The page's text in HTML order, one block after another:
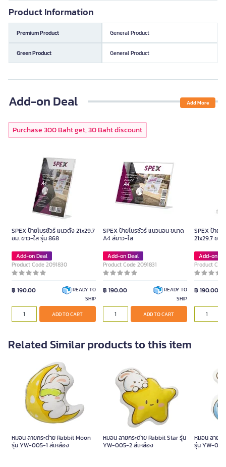
Product Information
Premium Product General Product
Green Product General Product
Add-on Deal Add More
Purchase 300 Baht get, 30 Baht discount
SPEX ป้ายโบรชัวร์ แนวตั้ง 21x29.7
ซม. ขาว-ใส รุ่น 868
Add-on Deal
Product Code 2091830
฿ 190.00
READY TO
SHIP
ADD TO CART
SPEX ป้ายโบรชัวร์ แนวนอน ขนาด
A4 สีขาว-ใส
Add-on Deal
Product Code 2091831
฿ 190.00
READY TO
SHIP
ADD TO CART
SPEX ป้าย
21x29.7 ซม.
Add-on
Product
฿ 190.00
Related Similar products to this item
หมอน ลายกระต่าย Rabbit Moon
รุ่น YW-005-1 สีเหลือง
หมอน ลายกระต่าย Rabbit Star รุ่น
YW-005-2 สีเหลือง
หมอน ลายก
รุ่น YW-